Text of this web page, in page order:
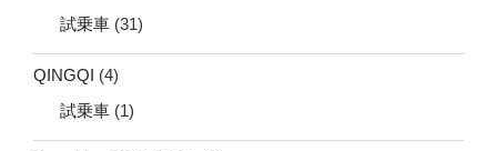
試乗車 (31)
QINGQI (4)
試乗車 (1)